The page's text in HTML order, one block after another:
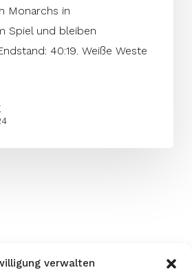
verwalten
Monarchs in
Spiel und bleiben
40:19. Weiße Weste